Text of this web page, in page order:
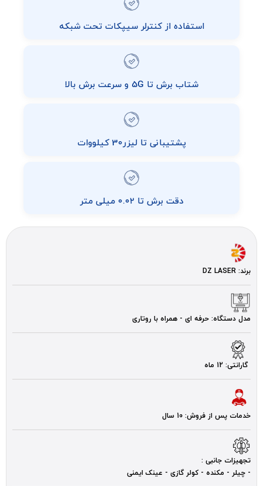
استفاده از کنترلر سیپکات تحت شبکه
شتاب برش تا 5G و سرعت برش بالا
پشتیبانی تا لیزر30 کیلووات
دقت برش تا ۰.۰۲ میلی متر
برند: DZ LASER
مدل دستگاه: حرفه ای - همراه با روتاری
گارانتی: 12 ماه
خدمات پس از فروش: 10 سال
تجهیزات جانبی :
- چیلر - مکنده - کولر گازی - عینک ایمنی